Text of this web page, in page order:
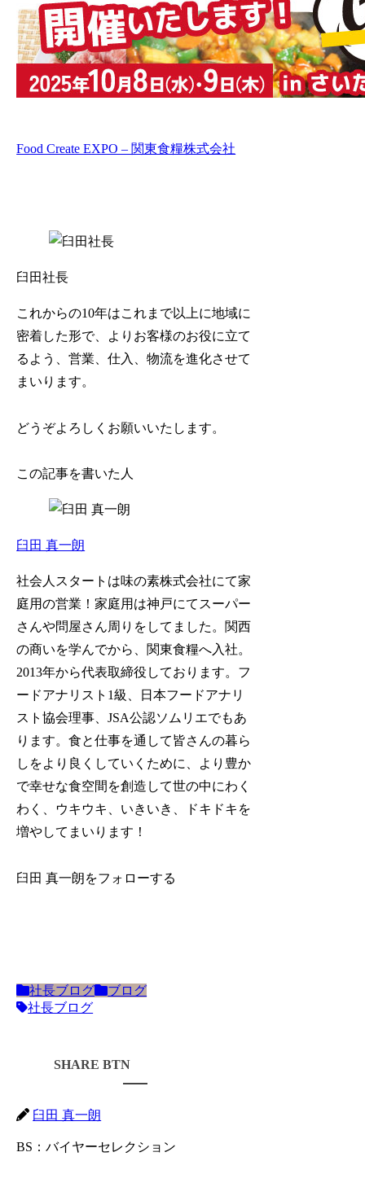
Food Create EXPO – 関東食糧株式会社
臼田社長
これからの10年はこれまで以上に地域に
密着した形で、よりお客様のお役に立て
るよう、営業、仕入、物流を進化させて
まいります。
どうぞよろしくお願いいたします。
この記事を書いた人
臼田 真一朗
社会人スタートは味の素株式会社にて家
庭用の営業！家庭用は神戸にてスーパー
さんや問屋さん周りをしてました。関西
の商いを学んでから、関東食糧へ入社。
2013年から代表取締役しております。フ
ードアナリスト1級、日本フードアナリ
スト協会理事、JSA公認ソムリエでもあ
ります。食と仕事を通して皆さんの暮ら
しをより良くしていくために、より豊か
で幸せな食空間を創造して世の中にわく
わく、ウキウキ、いきいき、ドキドキを
増やしてまいります！
臼田 真一朗をフォローする
社長ブログ
ブログ
社長ブログ
シェアする
臼田 真一朗
BS：バイヤーセレクション